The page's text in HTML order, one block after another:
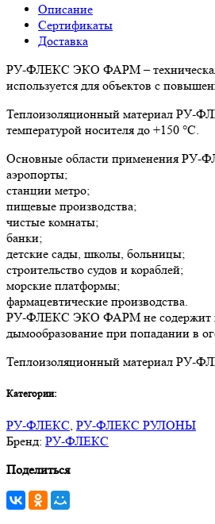
Описание
Сертификаты
Доставка
РУ-ФЛЕКС ЭКО ФАРМ – техническая
используется для объектов с
Теплоизоляционный материал РУ-
температурой носителя до +150 °С.
Основные области применения
аэропорты;
станции метро;
пищевые производства;
чистые комнаты;
банки;
детские сады, школы, больницы;
строительство судов и кораблей;
морские платформы;
фармацевтические производства.
РУ-ФЛЕКС ЭКО ФАРМ не содержит в
дымообразование при попадании в
Теплоизоляционный материал РУ-
Категории:
РУ-ФЛЕКС, РУ-ФЛЕКС РУЛОНЫ
Бренд: РУ-ФЛЕКС
Поделиться